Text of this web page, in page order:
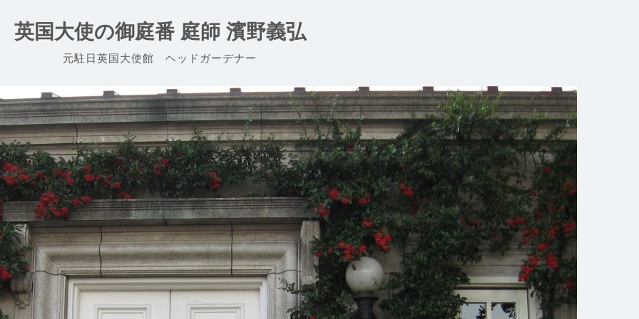
英国大使の御庭番 庭師 濱野義弘
元駐日英国大使館 ヘッドガーデナー